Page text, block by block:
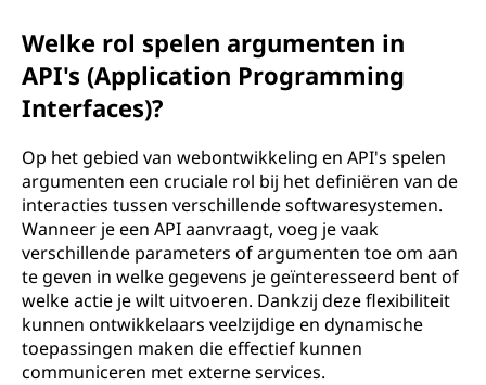
Welke rol spelen argumenten in
API's (Application Programming
Interfaces)?
Op het gebied van webontwikkeling en API's spelen
argumenten een cruciale rol bij het definiëren van de
interacties tussen verschillende softwaresystemen.
Wanneer je een API aanvraagt, voeg je vaak
verschillende parameters of argumenten toe om aan
te geven in welke gegevens je geïnteresseerd bent of
welke actie je wilt uitvoeren. Dankzij deze flexibiliteit
kunnen ontwikkelaars veelzijdige en dynamische
toepassingen maken die effectief kunnen
communiceren met externe services.